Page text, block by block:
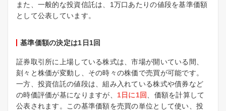
また、一般的な投資信託は、1万口あたりの値段を基準価額
として公表しています。
基準価額の決定は1日1回
証券取引所に上場している株式は、市場が開いている間、
刻々と株価が変動し、その時々の株価で売買が可能です。
一方、投資信託の値段は、組み入れている株式や債券など
の時価評価が基になりますが、 1日に1回
、価額を計算して
公表されます。この基準価額を売買の単位として使い、投